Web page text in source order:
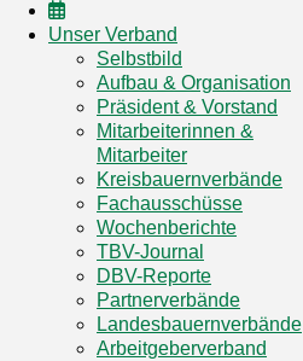
Unser Verband
Selbstbild
Aufbau & Organisation
Präsident & Vorstand
Mitarbeiterinnen &
Mitarbeiter
Kreisbauernverbände
Fachausschüsse
Wochenberichte
TBV-Journal
DBV-Reporte
Partnerverbände
Landesbauernverbände
Arbeitgeberverband